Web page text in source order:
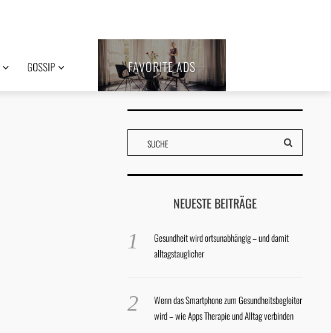
GOSSIP FAVORITE ADS
NEUESTE BEITRÄGE
Gesundheit wird ortsunabhängig – und damit
alltagstauglicher
Wenn das Smartphone zum Gesundheitsbegleiter
wird – wie Apps Therapie und Alltag verbinden